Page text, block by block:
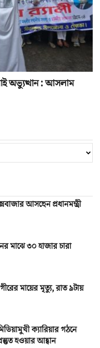
অভ্যুত্থান : আসলাম
আসছেন প্রধানমন্ত্রী
মাঝে ৩০ হাজার চারা
মায়ের মৃত্যু, রাত ৯টায়
ক্যারিয়ার গঠনে
হওয়ার আহ্বান